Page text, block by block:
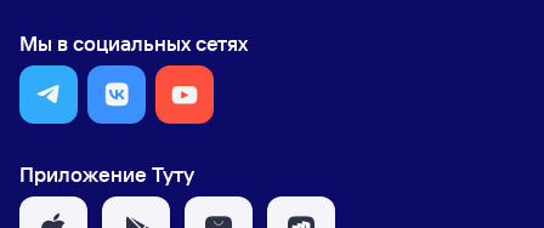
Мы в социальных сетях
Приложение Туту